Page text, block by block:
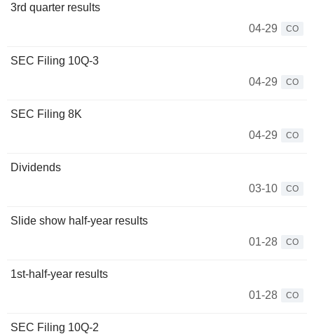
3rd quarter results
04-29
CO
SEC Filing 10Q-3
04-29
CO
SEC Filing 8K
04-29
CO
Dividends
03-10
CO
Slide show half-year results
01-28
CO
1st-half-year results
01-28
CO
SEC Filing 10Q-2